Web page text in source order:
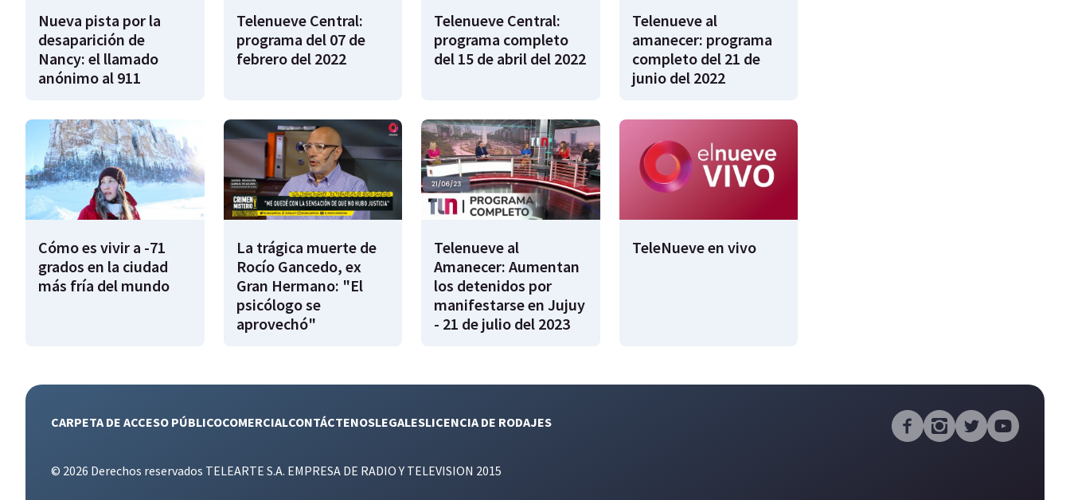
Nueva pista por la
desaparición de
Nancy: el llamado
anónimo al 911
Telenueve Central:
programa del 07 de
febrero del 2022
Telenueve Central:
programa completo
del 15 de abril del 2022
Telenueve al
amanecer: programa
completo del 21 de
junio del 2022
Cómo es vivir a -71
grados en la ciudad
más fría del mundo
La trágica muerte de
Rocío Gancedo, ex
Gran Hermano: "El
psicólogo se
aprovechó"
Telenueve al
Amanecer: Aumentan
los detenidos por
manifestarse en Jujuy
- 21 de julio del 2023
TeleNueve en vivo
CARPETA DE ACCESO PÚBLICOCOMERCIALCONTÁCTENOSLEGALESLICENCIA DE RODAJES
© 2026 Derechos reservados TELEARTE S.A. EMPRESA DE RADIO Y TELEVISION 2015